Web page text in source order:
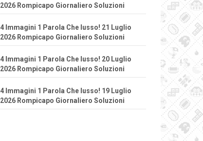
2026 Rompicapo Giornaliero Soluzioni
4 Immagini 1 Parola Che lusso! 21 Luglio
2026 Rompicapo Giornaliero Soluzioni
4 Immagini 1 Parola Che lusso! 20 Luglio
2026 Rompicapo Giornaliero Soluzioni
4 Immagini 1 Parola Che lusso! 19 Luglio
2026 Rompicapo Giornaliero Soluzioni